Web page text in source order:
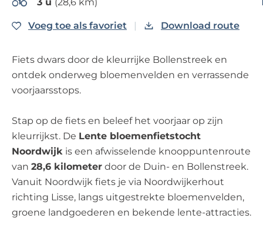
Voeg toe als favoriet Voeg toe als favoriet
Download route
Fiets dwars door de kleurrijke Bollenstreek en
ontdek onderweg bloemenvelden en verrassende
voorjaarsstops.
Stap op de fiets en beleef het voorjaar op zijn
kleurrijkst. De Lente bloemenfietstocht
Noordwijk is een afwisselende knooppuntenroute
van 28,6 kilometer door de Duin- en Bollenstreek.
Vanuit Noordwijk fiets je via Noordwijkerhout
richting Lisse, langs uitgestrekte bloemenvelden,
groene landgoederen en bekende lente-attracties.